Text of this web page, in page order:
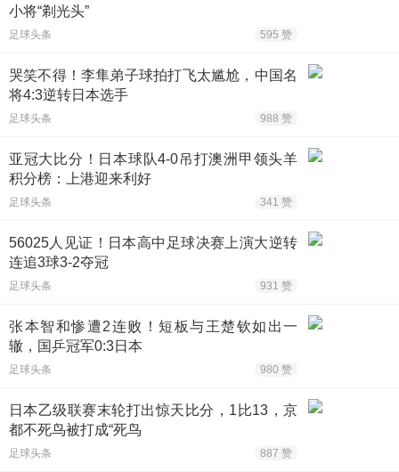
小将“剃光头”
足球头条 595 赞
哭笑不得！李隼弟子球拍打飞太尴尬，中国名
将4:3逆转日本选手
足球头条 988 赞
亚冠大比分！日本球队4-0吊打澳洲甲领头羊
积分榜：上港迎来利好
足球头条 341 赞
56025人见证！日本高中足球决赛上演大逆转
连追3球3-2夺冠
足球头条 931 赞
张本智和惨遭2连败！短板与王楚钦如出一
辙，国乒冠军0:3日本
足球头条 980 赞
日本乙级联赛末轮打出惊天比分，1比13，京
都不死鸟被打成“死鸟
足球头条 887 赞